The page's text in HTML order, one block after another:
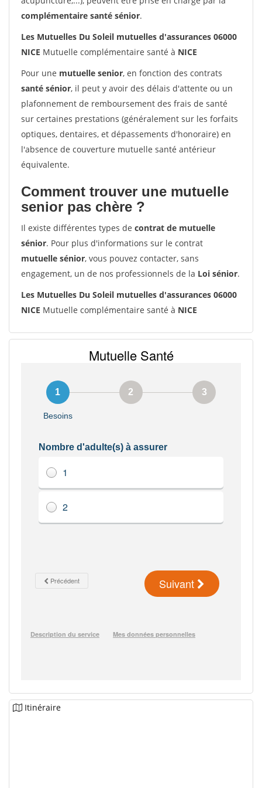
complémentaire santé sénior.
Les Mutuelles Du Soleil mutuelles d'assurances 06000
NICE Mutuelle complémentaire santé à NICE
Pour une mutuelle senior, en fonction des contrats
santé sénior, il peut y avoir des délais d'attente ou un
plafonnement de remboursement des frais de santé
sur certaines prestations (généralement sur les forfaits
optiques, dentaires, et dépassements d'honoraire) en
l'absence de couverture mutuelle santé antérieur
équivalente.
Comment trouver une mutuelle
senior pas chère ?
Il existe différentes types de contrat de mutuelle
sénior. Pour plus d'informations sur le contrat
mutuelle sénior, vous pouvez contacter, sans
engagement, un de nos professionnels de la Loi sénior.
Les Mutuelles Du Soleil mutuelles d'assurances 06000
NICE Mutuelle complémentaire santé à NICE
Itinéraire